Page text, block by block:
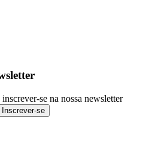
se na nossa newsletter
Inscrever-se